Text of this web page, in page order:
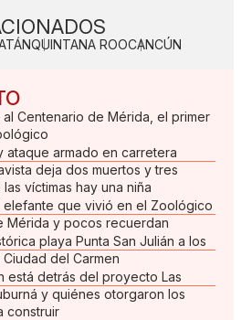
QUINTANA ROOCANCÚN
al Centenario de Mérida, el primer
ataque armado en carretera
deja dos muertos y tres
víctimas hay una niña
elefante que vivió en el Zoológico
Mérida y pocos recuerdan
playa Punta San Julián a los
del Carmen
está detrás del proyecto Las
y quiénes otorgaron los
construir